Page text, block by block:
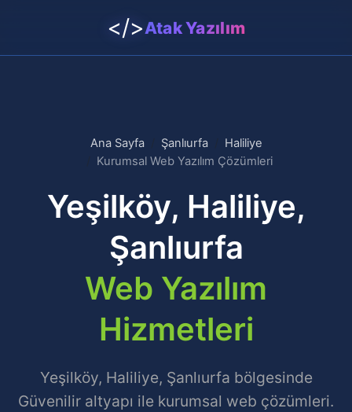
</>Atak Yazılım
Ana Sayfa Şanlıurfa
Haliliye
Kurumsal Web Yazılım Çözümleri
Yeşilköy, Haliliye,
Şanlıurfa
Web Yazılım
Hizmetleri
Yeşilköy, Haliliye, Şanlıurfa bölgesinde
Güvenilir altyapı ile kurumsal web çözümleri.